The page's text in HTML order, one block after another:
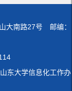
大南路27号 邮编：
东大学信息化工作办